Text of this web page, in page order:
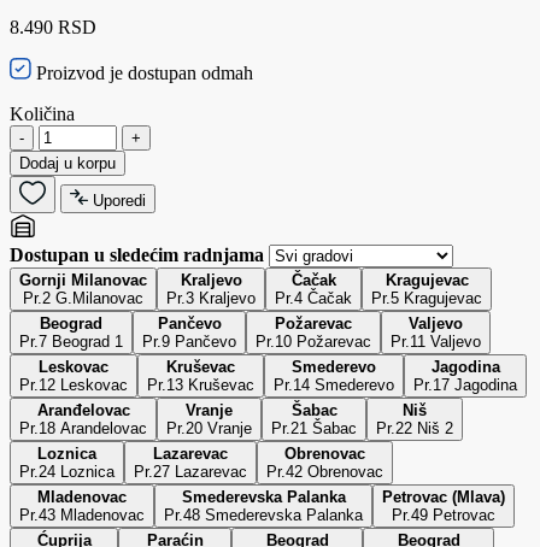
8.490 RSD
Proizvod je dostupan odmah
Količina
-
+
Dodaj u korpu
Uporedi
Dostupan u sledećim radnjama
Gornji Milanovac
Pr.2 G.Milanovac
Kraljevo
Pr.3 Kraljevo
Čačak
Pr.4 Čačak
Kragujevac
Pr.5 Kragujevac
Beograd
Pr.7 Beograd 1
Pančevo
Pr.9 Pančevo
Požarevac
Pr.10 Požarevac
Valjevo
Pr.11 Valjevo
Leskovac
Pr.12 Leskovac
Kruševac
Pr.13 Kruševac
Smederevo
Pr.14 Smederevo
Jagodina
Pr.17 Jagodina
Aranđelovac
Pr.18 Arandelovac
Vranje
Pr.20 Vranje
Šabac
Pr.21 Šabac
Niš
Pr.22 Niš 2
Loznica
Pr.24 Loznica
Lazarevac
Pr.27 Lazarevac
Obrenovac
Pr.42 Obrenovac
Mladenovac
Pr.43 Mladenovac
Smederevska Palanka
Pr.48 Smederevska Palanka
Petrovac (Mlava)
Pr.49 Petrovac
Ćuprija
Paraćin
Beograd
Beograd